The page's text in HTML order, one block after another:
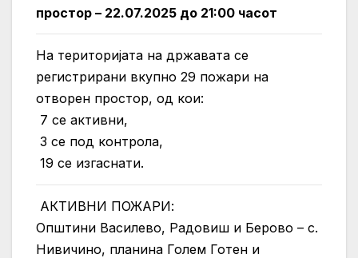
простор – 22.07.2025 до 21:00 часот
На територијата на државата се
регистрирани вкупно 29 пожари на
отворен простор, од кои:
7 се активни,
3 се под контрола,
19 се изгаснати.
АКТИВНИ ПОЖАРИ:
Општини Василево, Радовиш и Берово – с.
Нивичино, планина Голем Готен и